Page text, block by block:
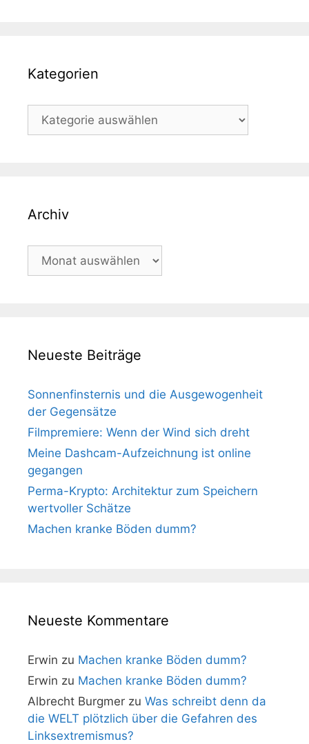
Kategorien
Kategorien
Archiv
Archiv
Neueste Beiträge
Sonnenfinsternis und die Ausgewogenheit
der Gegensätze
Filmpremiere: Wenn der Wind sich dreht
Meine Dashcam-Aufzeichnung ist online
gegangen
Perma-Krypto: Architektur zum Speichern
wertvoller Schätze
Machen kranke Böden dumm?
Neueste Kommentare
Erwin zu Machen kranke Böden dumm?
Erwin zu Machen kranke Böden dumm?
Albrecht Burgmer zu Was schreibt denn da
die WELT plötzlich über die Gefahren des
Linksextremismus?